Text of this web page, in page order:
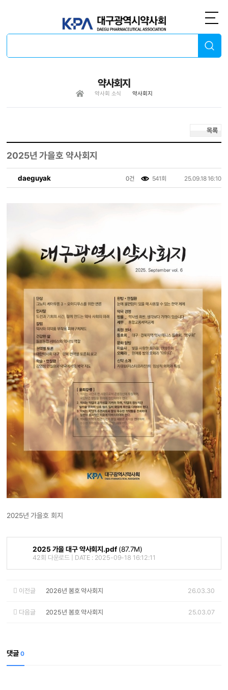
약사회지
약사회 소식 약사회지
목록
2025년 가을호 약사회지
daeguyak 0건 541회 25.09.18 16:10
2025년 가을호 회지
2025 가을 대구 약사회지.pdf(87.7M)
42회 다운로드 | DATE : 2025-09-18 16:12:11
이전글 2026년 봄호 약사회지 26.03.30
다음글 2025년 봄호 약사회지 25.03.07
댓글 0